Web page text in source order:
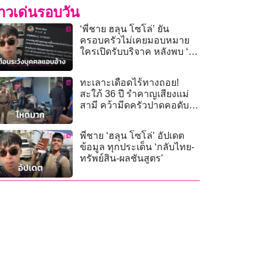
วเด่นรอบวัน
‘พี่ชาย ฮลุน โซโล่’ ยัน
ครอบครัวไม่เคยมอบหมาย
ใครเปิดรับบริจาค หลังพบ ‘ไอ
ทะเลาะเดือดไร้ทางถอย!
สะใภ้ 36 ปี รำคาญเสียงแม่
สามี คว้ามีดครัวปาดคอดับ
พี่ชาย ‘ฮลุน โซโล่’ อัปเดต
ข้อมูล ทุกประเด็น ‘กลับไทย-
ทรัพย์สิน-ผลชันสูตร’